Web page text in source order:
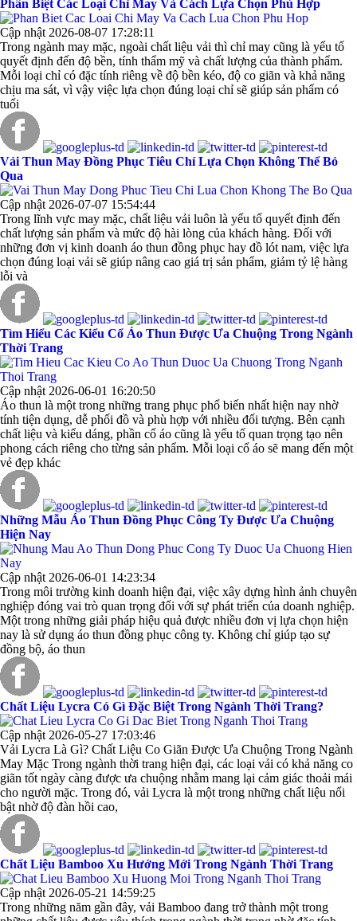
Phân Biệt Các Loại Chỉ May Và Cách Lựa Chọn Phù Hợp
Cập nhật 2026-08-07 17:28:11
Trong ngành may mặc, ngoài chất liệu vải thì chỉ may cũng là yếu tố
quyết định đến độ bền, tính thẩm mỹ và chất lượng của thành phẩm.
Mỗi loại chỉ có đặc tính riêng về độ bền kéo, độ co giãn và khả năng
chịu ma sát, vì vậy việc lựa chọn đúng loại chỉ sẽ giúp sản phẩm có
tuổi
Vải Thun May Đồng Phục Tiêu Chí Lựa Chọn Không Thể Bỏ
Qua
Cập nhật 2026-07-07 15:54:44
Trong lĩnh vực may mặc, chất liệu vải luôn là yếu tố quyết định đến
chất lượng sản phẩm và mức độ hài lòng của khách hàng. Đối với
những đơn vị kinh doanh áo thun đồng phục hay đồ lót nam, việc lựa
chọn đúng loại vải sẽ giúp nâng cao giá trị sản phẩm, giảm tỷ lệ hàng
lỗi và
Tìm Hiểu Các Kiểu Cổ Áo Thun Được Ưa Chuộng Trong Ngành
Thời Trang
Cập nhật 2026-06-01 16:20:50
Áo thun là một trong những trang phục phổ biến nhất hiện nay nhờ
tính tiện dụng, dễ phối đồ và phù hợp với nhiều đối tượng. Bên cạnh
chất liệu và kiểu dáng, phần cổ áo cũng là yếu tố quan trọng tạo nên
phong cách riêng cho từng sản phẩm. Mỗi loại cổ áo sẽ mang đến một
vẻ đẹp khác
Những Mẫu Áo Thun Đồng Phục Công Ty Được Ưa Chuộng
Hiện Nay
Cập nhật 2026-06-01 14:23:34
Trong môi trường kinh doanh hiện đại, việc xây dựng hình ảnh chuyên
nghiệp đóng vai trò quan trọng đối với sự phát triển của doanh nghiệp.
Một trong những giải pháp hiệu quả được nhiều đơn vị lựa chọn hiện
nay là sử dụng áo thun đồng phục công ty. Không chỉ giúp tạo sự
đồng bộ, áo thun
Chất Liệu Lycra Có Gì Đặc Biệt Trong Ngành Thời Trang?
Cập nhật 2026-05-27 17:03:46
Vải Lycra Là Gì? Chất Liệu Co Giãn Được Ưa Chuộng Trong Ngành
May Mặc Trong ngành thời trang hiện đại, các loại vải có khả năng co
giãn tốt ngày càng được ưa chuộng nhằm mang lại cảm giác thoải mái
cho người mặc. Trong đó, vải Lycra là một trong những chất liệu nổi
bật nhờ độ đàn hồi cao,
Chất Liệu Bamboo Xu Hướng Mới Trong Ngành Thời Trang
Cập nhật 2026-05-21 14:59:25
Trong những năm gần đây, vải Bamboo đang trở thành một trong